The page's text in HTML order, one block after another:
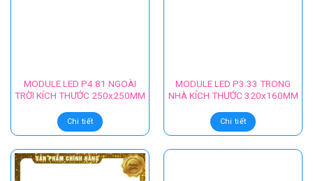
MODULE LED P4.81 NGOÀI
TRỜI KÍCH THƯỚC 250x250MM
Chi tiết
MODULE LED P3.33 TRONG
NHÀ KÍCH THƯỚC 320x160MM
Chi tiết